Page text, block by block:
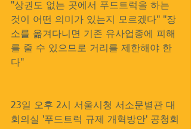
"상권도 없는 곳에서 푸드트럭을 하는
것이 어떤 의미가 있는지 모르겠다" "장
소를 옮겨다니면 기존 유사업종에 피해
를 줄 수 있으므로 거리를 제한해야 한
다"
23일 오후 2시 서울시청 서소문별관 대
회의실 '푸드트럭 규제 개혁방안' 공청회